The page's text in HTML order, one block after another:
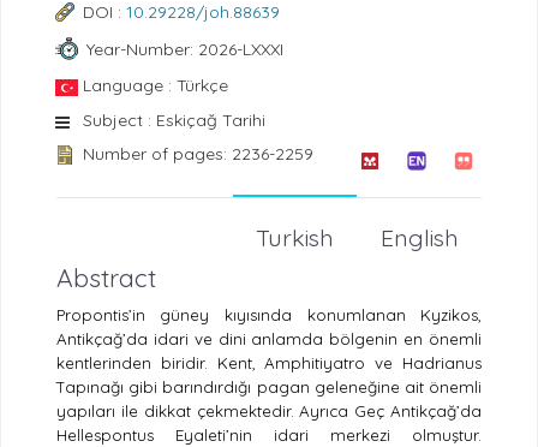
DOI : 10.29228/joh.88639
Year-Number: 2026-LXXXI
Language : Türkçe
Subject : Eskiçağ Tarihi
Number of pages: 2236-2259
English
Turkish
Abstract
Propontis’in güney kıyısında konumlanan Kyzikos,
Antikçağ’da idari ve dini anlamda bölgenin en önemli
kentlerinden biridir. Kent, Amphitiyatro ve Hadrianus
Tapınağı gibi barındırdığı pagan geleneğine ait önemli
yapıları ile dikkat çekmektedir. Ayrıca Geç Antikçağ’da
Hellespontus Eyaleti’nin idari merkezi olmuştur.